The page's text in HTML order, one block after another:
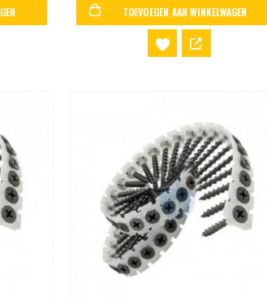
TOEVOEGEN AAN WINKELWAGEN